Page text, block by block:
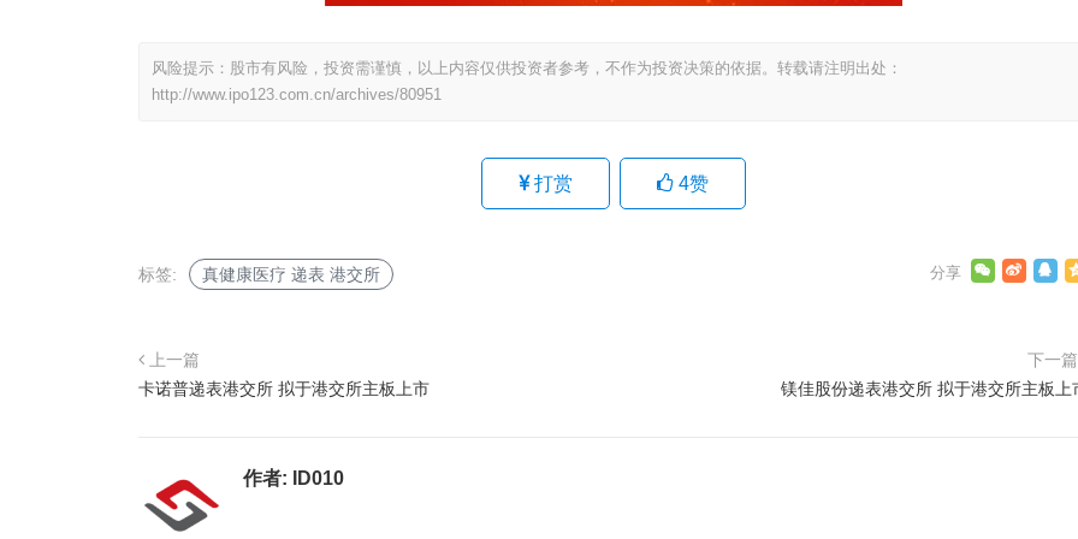
风险提示：股市有风险，投资需谨慎，以上内容仅供投资者参考，不作为投资决策的依据。转载请注明出处：
http://www.ipo123.com.cn/archives/80951
打赏 4赞
标签: 真健康医疗 递表 港交所
上一篇
卡诺普递表港交所 拟于港交所主板上市
下一
镁佳股份递表港交所 拟于港交所主板上
作者: ID010